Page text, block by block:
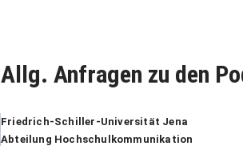
Allg. Anfragen zu den
Friedrich-Schiller-Universität Jena
Abteilung Hochschulkommunikation